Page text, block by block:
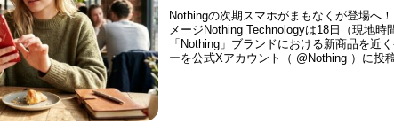
Nothingの次期スマホがまもなくが登場へ
メージNothing Technologyは18日（現地時
「Nothing」ブランドにおける新商品を近
ーを公式Xアカウント（ @Nothing ）に投